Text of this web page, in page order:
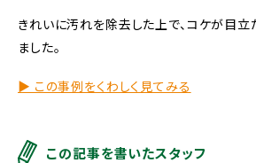
きれいに汚れを除去した上で、コケが目
ました。
▶︎ この事例をくわしく見てみる
この記事を書いたスタッフ